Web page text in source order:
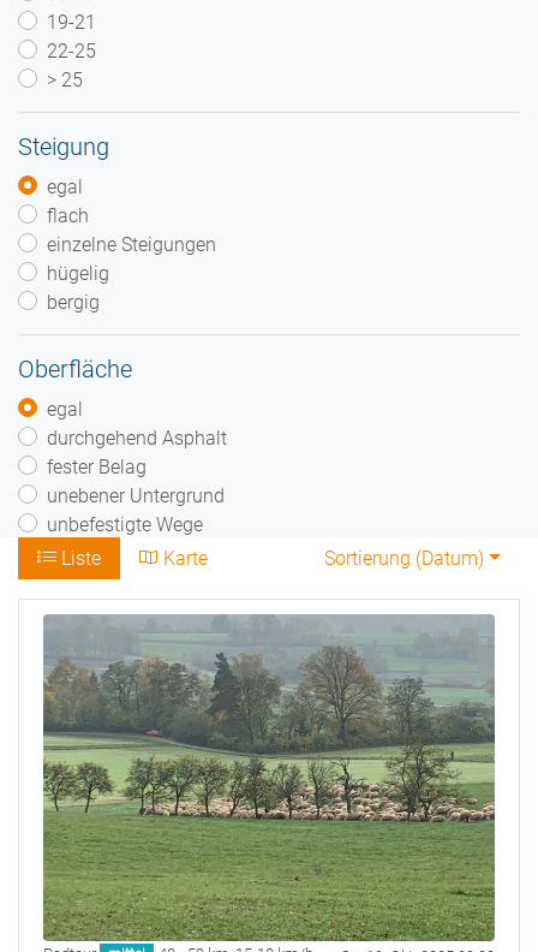
19-21
22-25
> 25
Steigung
egal
flach
einzelne Steigungen
hügelig
bergig
Oberfläche
egal
durchgehend Asphalt
fester Belag
unebener Untergrund
unbefestigte Wege
Liste
Karte Sortierung (Datum)